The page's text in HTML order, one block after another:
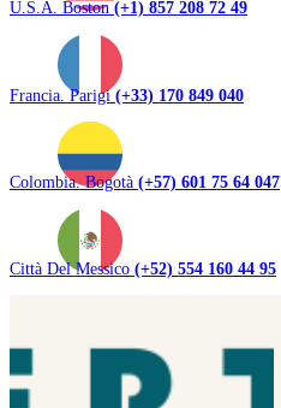
U.S.A. Boston(+1) 857 208 72 49
Francia. Parigi(+33) 170 849 040
Colombia. Bogotà (+57) 601 75 64 047
Città Del Messico (+52) 554 160 44 95